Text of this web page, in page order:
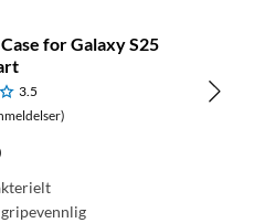
for Galaxy S25
3.5